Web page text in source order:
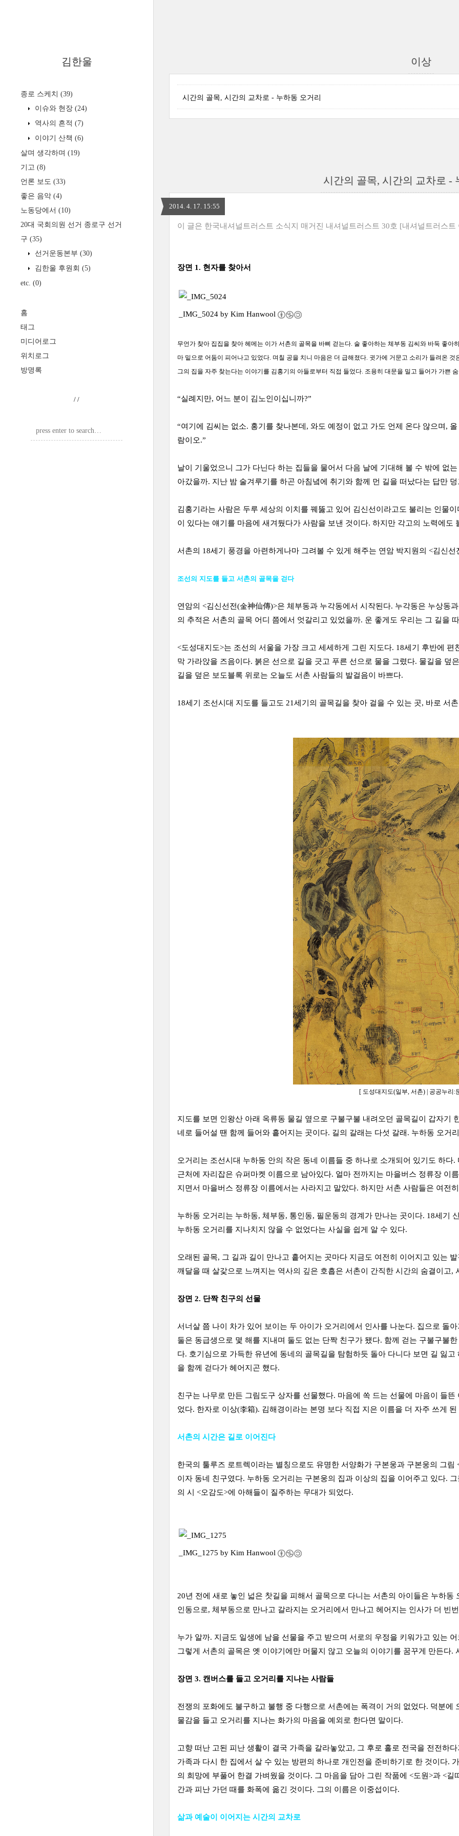
김한울
종로 스케치 (39)
이슈와 현장 (24)
역사의 흔적 (7)
이야기 산책 (6)
살며 생각하며 (19)
기고 (8)
언론 보도 (33)
좋은 음악 (4)
노동당에서 (10)
20대 국회의원 선거 종로구 선거
구 (35)
선거운동본부 (30)
김한울 후원회 (5)
etc. (0)
홈
태그
미디어로그
위치로그
방명록
/ /
이상
시간의 골목, 시간의 교차로 - 누하동 오거리
시간의 골목, 시간의 교차로 -
2014. 4. 17. 15:55
이 글은 한국내셔널트러스트 소식지 매거진 내셔널트러스트 30호 [내셔널트러스
장면 1. 현자를 찾아서
_IMG_5024 by Kim Hanwool
무언가 찾아 집집을 찾아 헤메는 이가 서촌의 골목을 바삐 걷는다. 술 좋아하는 체부동 김씨와 바둑 좋
마 밑으로 어둠이 피어나고 있었다. 며칠 공을 치니 마음은 더 급해졌다. 귓가에 거문고 소리가 들려온
그의 집을 자주 찾는다는 이야기를 김홍기의 아들로부터 직접 들었다. 조용히 대문을 밀고 들어가 가쁜
“실례지만, 어느 분이 김노인이십니까?”
“여기에 김씨는 없소. 홍기를 찾나본데, 와도 예정이 없고 가도 언제 온다 않으며,
람이오.”
날이 기울었으니 그가 다닌다 하는 집들을 물어서 다음 날에 기대해 볼 수 밖에 없
아갔을까. 지난 밤 술겨루기를 하곤 아침녘에 취기와 함께 먼 길을 떠났다는 답만
김홍기라는 사람은 두루 세상의 이치를 꿰뚫고 있어 김신선이라고도 불리는 인물
이 있다는 얘기를 마음에 새겨뒀다가 사람을 보낸 것이다. 하지만 각고의 노력에도
서촌의 18세기 풍경을 아련하게나마 그려볼 수 있게 해주는 연암 박지원의 <김신
조선의 지도를 들고 서촌의 골목을 걷다
연암의 <김신선전(金神仙傳)>은 체부동과 누각동에서 시작된다. 누각동은 누상동
의 추적은 서촌의 골목 어디 쯤에서 엇갈리고 있었을까. 운 좋게도 우리는 그 길을
<도성대지도>는 조선의 서울을 가장 크고 세세하게 그린 지도다. 18세기 후반에
막 가라앉을 즈음이다. 붉은 선으로 길을 긋고 푸른 선으로 물을 그렸다. 물길을 덮
길을 덮은 보도블록 위로는 오늘도 서촌 사람들의 발걸음이 바쁘다.
18세기 조선시대 지도를 들고도 21세기의 골목길을 찾아 걸을 수 있는 곳, 바로 서
[ 도성대지도(일부, 서촌) | 공공누리:
지도를 보면 인왕산 아래 옥류동 물길 옆으로 구불구불 내려오던 골목길이 갑자기
네로 들어설 땐 함께 들어와 흩어지는 곳이다. 길의 갈래는 다섯 갈래. 누하동 오거
오거리는 조선시대 누하동 안의 작은 동네 이름들 중 하나로 소개되어 있기도 하
근처에 자리잡은 슈퍼마켓 이름으로 남아있다. 얼마 전까지는 마을버스 정류장 이
지면서 마을버스 정류장 이름에서는 사라지고 말았다. 하지만 서촌 사람들은 여전
누하동 오거리는 누하동, 체부동, 통인동, 필운동의 경계가 만나는 곳이다. 18세기
누하동 오거리를 지나치지 않을 수 없었다는 사실을 쉽게 알 수 있다.
오래된 골목, 그 길과 길이 만나고 흩어지는 곳마다 지금도 여전히 이어지고 있는
깨달을 때 살갗으로 느껴지는 역사의 깊은 호흡은 서촌이 간직한 시간의 숨결이고,
장면 2. 단짝 친구의 선물
서너살 쯤 나이 차가 있어 보이는 두 아이가 오거리에서 인사를 나눈다. 집으로 돌
둘은 동급생으로 몇 해를 지내며 둘도 없는 단짝 친구가 됐다. 함께 걷는 구불구불
다. 호기심으로 가득한 유년에 동네의 골목길을 탐험하듯 돌아 다니다 보면 길 잃
을 함께 걷다가 헤어지곤 했다.
친구는 나무로 만든 그림도구 상자를 선물했다. 마음에 쏙 드는 선물에 마음이 들
었다. 한자로 이상(李箱). 김해경이라는 본명 보다 직접 지은 이름을 더 자주 쓰게
서촌의 시간은 길로 이어진다
한국의 툴루즈 로트렉이라는 별칭으로도 유명한 서양화가 구본웅과 구본웅의 그
이자 동네 친구였다. 누하동 오거리는 구본웅의 집과 이상의 집을 이어주고 있다.
의 시 <오감도>에 아해들이 질주하는 무대가 되었다.
_IMG_1275 by Kim Hanwool
20년 전에 새로 놓인 넓은 찻길을 피해서 골목으로 다니는 서촌의 아이들은 누하
인동으로, 체부동으로 만나고 갈라지는 오거리에서 만나고 헤어지는 인사가 더 빈
누가 알까. 지금도 일생에 남을 선물을 주고 받으며 서로의 우정을 키워가고 있는
그렇게 서촌의 골목은 옛 이야기에만 머물지 않고 오늘의 이야기를 꿈꾸게 만든다.
장면 3. 캔버스를 들고 오거리를 지나는 사람들
전쟁의 포화에도 불구하고 불행 중 다행으로 서촌에는 폭격이 거의 없었다. 덕분
물감을 들고 오거리를 지나는 화가의 마음을 예외로 한다면 말이다.
고향 떠난 고된 피난 생활이 결국 가족을 갈라놓았고, 그 후로 홀로 전국을 전전하
가족과 다시 한 집에서 살 수 있는 방편의 하나로 개인전을 준비하기로 한 것이다.
의 희망에 부풀어 한결 가벼웠을 것이다. 그 마음을 담아 그린 작품에 <도원>과 <
간과 피난 가던 때를 화폭에 옮긴 것이다. 그의 이름은 이중섭이다.
삶과 예술이 이어지는 시간의 교차로